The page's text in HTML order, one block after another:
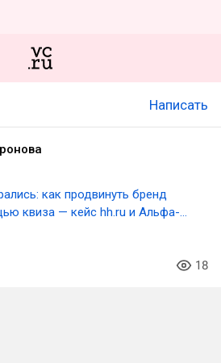
Написать
как продвинуть бренд
квиза — кейс hh.ru и Альфа-
18